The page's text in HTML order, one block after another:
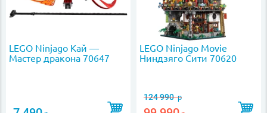
LEGO Ninjago Кай —
Мастер дракона 70647
LEGO Ninjago Movie
Ниндзяго Сити 70620
124 990р